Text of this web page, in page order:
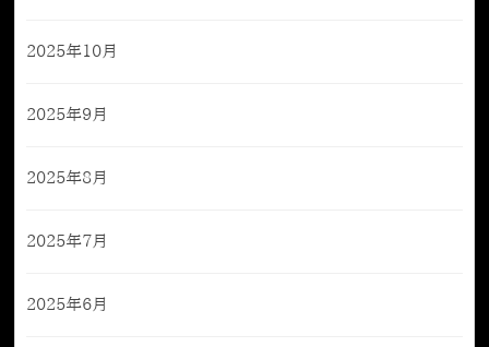
2025年10月
2025年9月
2025年8月
2025年7月
2025年6月